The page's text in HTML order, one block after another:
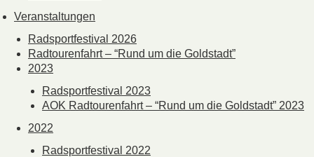
Veranstaltungen
Radsportfestival 2026
Radtourenfahrt – “Rund um die Goldstadt”
2023
Radsportfestival 2023
AOK Radtourenfahrt – “Rund um die Goldstadt” 2023
2022
Radsportfestival 2022